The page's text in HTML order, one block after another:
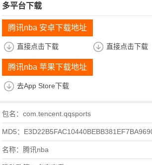
多平台下载
腾讯nba 安卓下载地址
直接点击下载 直接点击下载
腾讯nba 苹果下载地址
去App Store下载
包名：com.tencent.qqsports
MD5：
名称：腾讯nba